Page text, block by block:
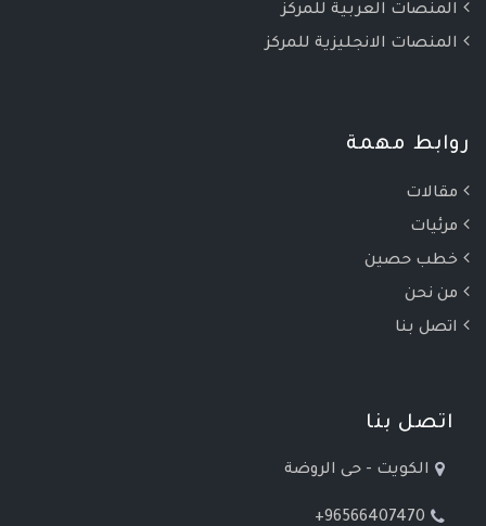
المنصات العربية للمركز
المنصات الانجليزية للمركز
روابط مهمة
مقالات
مرئيات
خطب حصين
من نحن
اتصل بنا
اتصل بنا
الكويت - حى الروضة
+96566407470